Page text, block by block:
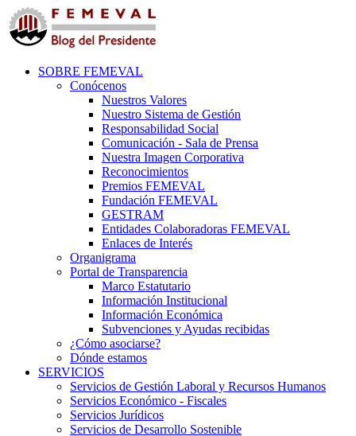
SOBRE FEMEVAL
Conócenos
Nuestros Valores
Nuestro Sistema de Gestión
Responsabilidad Social
Comunicación - Sala de Prensa
Nuestra Imagen Corporativa
Reconocimientos
Premios FEMEVAL
Fundación FEMEVAL
GESTRAM
Entidades Colaboradoras FEMEVAL
Enlaces de Interés
Organigrama
Portal de Transparencia
Marco Estatutario
Información Institucional
Información Económica
Subvenciones y Ayudas recibidas
¿Cómo asociarse?
Dónde estamos
SERVICIOS
Servicios de Gestión Laboral y Recursos Humanos
Servicios Económico - Fiscales
Servicios Jurídicos
Servicios de Desarrollo Sostenible